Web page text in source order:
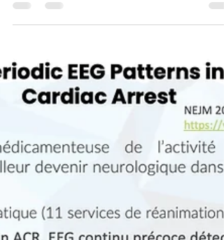
Les nouveautés de la rentrée à ne pas